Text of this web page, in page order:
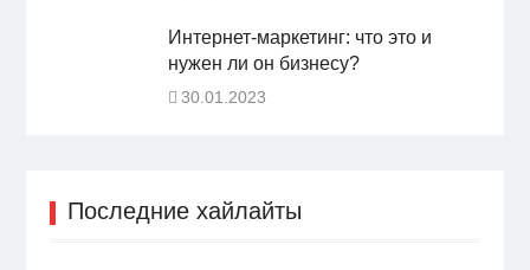
Интернет-маркетинг: что это и
нужен ли он бизнесу?
30.01.2023
Последние хайлайты